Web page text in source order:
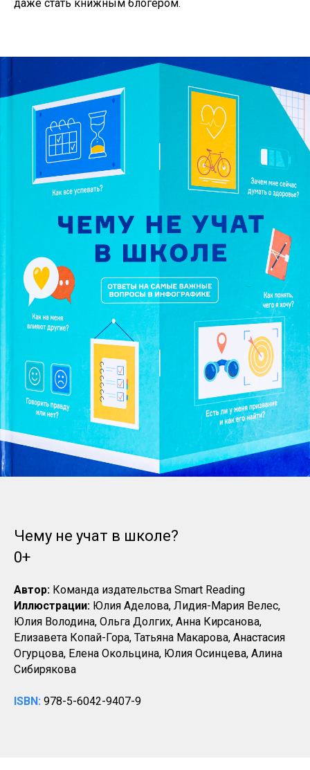
даже стать книжным блогером.
Чему не учат в школе?
0+
Автор: Команда издательства Smart Reading
Иллюстрации: Юлия Аделова, Лидия-Мария Велес,
Юлия Володина, Ольга Долгих, Анна Кирсанова,
Елизавета Копай-Гора, Татьяна Макарова, Анастасия
Огурцова, Елена Окольцина, Юлия Осинцева, Алина
Сибирякова
ISBN: 978-5-6042-9407-9